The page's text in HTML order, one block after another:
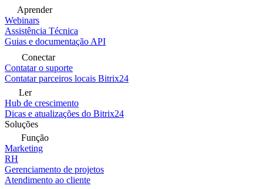
Aprender
Webinars
Assistência Técnica
Guias e documentação API
Conectar
Contatar o suporte
Contatar parceiros locais Bitrix24
Ler
Hub de crescimento
Dicas e atualizações do Bitrix24
Soluções
Função
Marketing
RH
Gerenciamento de projetos
Atendimento ao cliente